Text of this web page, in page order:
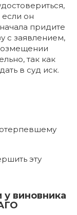
он
придите
с заявлением,
так как
в суд иск.
эту
у виновника